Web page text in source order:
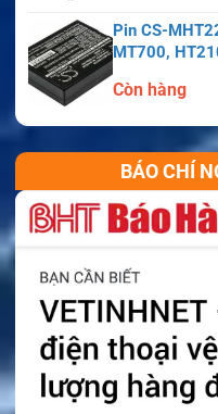
Pin CS-
MT700,
Còn hàng
BÁO CHÍ